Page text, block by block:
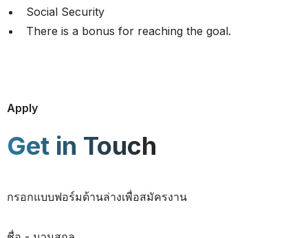
Social Security
There is a bonus for reaching the goal.
Apply
Get in Touch
กรอกแบบฟอร์มด้านล่างเพื่อสมัครงาน